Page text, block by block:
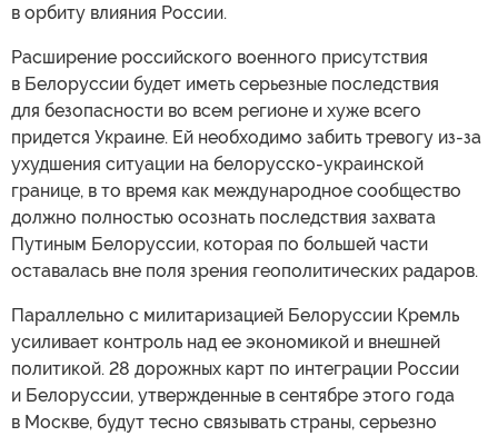
в орбиту влияния России.
Расширение российского военного присутствия
в Белоруссии будет иметь серьезные последствия
для безопасности во всем регионе и хуже всего
придется Украине. Ей необходимо забить тревогу из-за
ухудшения ситуации на белорусско-украинской
границе, в то время как международное сообщество
должно полностью осознать последствия захвата
Путиным Белоруссии, которая по большей части
оставалась вне поля зрения геополитических радаров.
Параллельно с милитаризацией Белоруссии Кремль
усиливает контроль над ее экономикой и внешней
политикой. 28 дорожных карт по интеграции России
и Белоруссии, утвержденные в сентябре этого года
в Москве, будут тесно связывать страны, серьезно